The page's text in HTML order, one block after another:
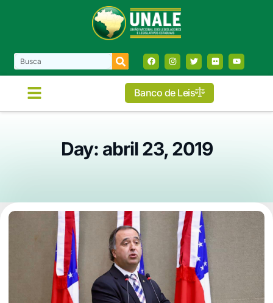
Banco de Leis
Day: abril 23, 2019